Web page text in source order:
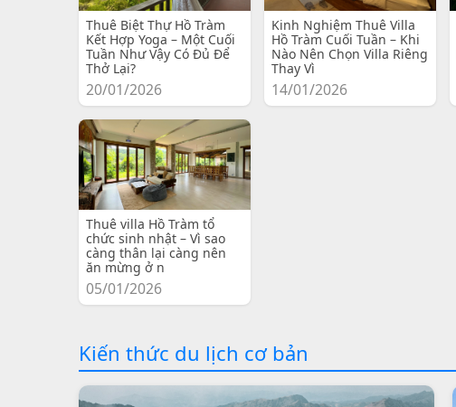
Thuê Biệt Thự Hồ Tràm
Kết Hợp Yoga – Một Cuối
Tuần Như Vậy Có Đủ Để
Thở Lại?
20/01/2026
Kinh Nghiệm Thuê Villa
Hồ Tràm Cuối Tuần – Khi
Nào Nên Chọn Villa Riêng
Thay Vì
14/01/2026
Thuê villa Hồ Tràm tổ
chức sinh nhật – Vì sao
càng thân lại càng nên
ăn mừng ở n
05/01/2026
Kiến thức du lịch cơ bản